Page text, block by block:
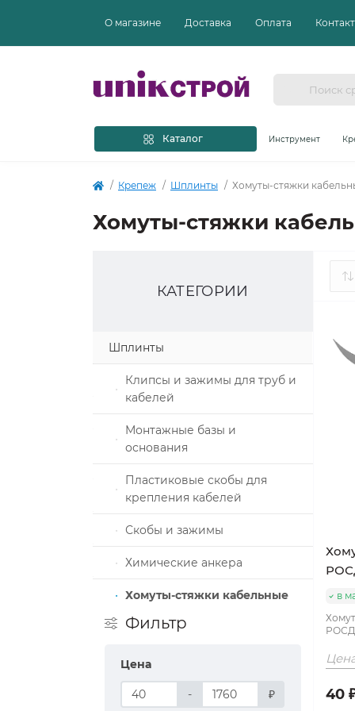
О магазине Доставка Оплата
Каталог Инструмент
Крепеж Шплинты Хомуты-стяжки
Хомуты-стяжки
КАТЕГОРИИ
Шплинты
Клипсы и зажимы для труб и
кабелей
Монтажные базы и
основания
Пластиковые скобы для
крепления кабелей
Скобы и зажимы
Химические анкера
Хомуты-стяжки кабельные
Фильтр
Цена
- ₽
в
40